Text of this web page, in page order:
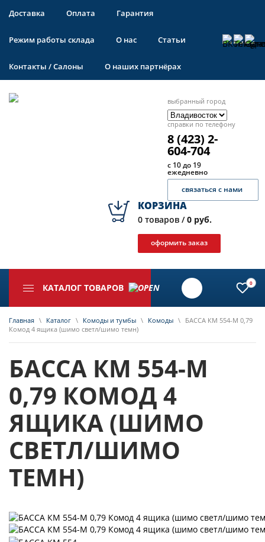
Доставка Оплата Гарантия
Режим работы склада О нас Статьи
Контакты / Салоны О наших партнёрах
выбранный город
справки по телефону
8 (423) 2-
604-704
с 10 до 19
ежедневно
связаться с нами
КОРЗИНА
0 товаров / 0 руб.
оформить заказ
КАТАЛОГ ТОВАРОВ 0
Главная \ Каталог \ Комоды и тумбы \ Комоды \ БАССА КМ 554-М 0,79
Комод 4 ящика (шимо светл/шимо темн)
БАССА КМ 554-М
0,79 КОМОД 4
ЯЩИКА (ШИМО
СВЕТЛ/ШИМО
ТЕМН)